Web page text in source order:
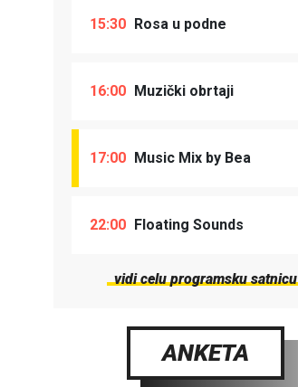
15:30 Rosa u podne
16:00 Muzički obrtaji
17:00 Music Mix by Bea
22:00 Floating Sounds
vidi celu programsku satnicu
ANKETA